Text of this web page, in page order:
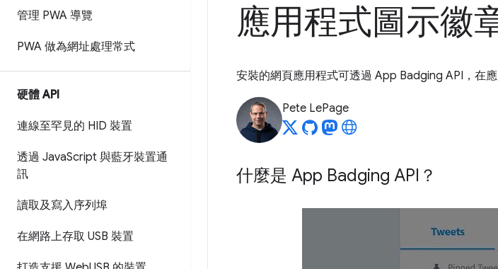
管理 PWA 導覽
PWA 做為網址處理常式
硬體 API
連線至罕見的 HID 裝置
透過 JavaScript 與藍牙裝置通
訊
讀取及寫入序列埠
在網路上存取 USB 裝置
應用程式圖示徽
安裝的網頁應用程式可透過 App Badging API，在
Pete LePage
什麼是 App Badging API？